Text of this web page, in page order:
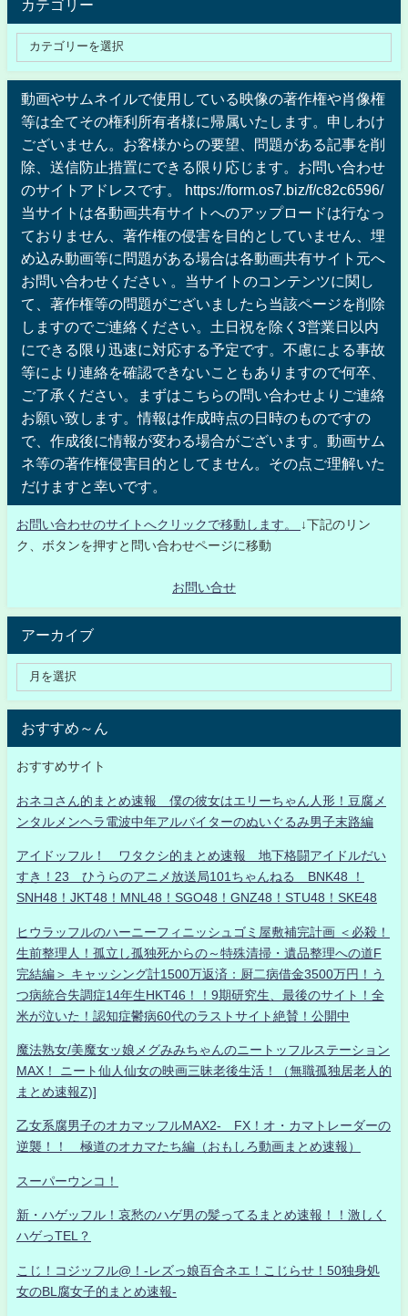
カテゴリー
動画やサムネイルで使用している映像の著作権や肖像権
等は全てその権利所有者様に帰属いたします。申しわけ
ございません。お客様からの要望、問題がある記事を削
除、送信防止措置にできる限り応じます。お問い合わせ
のサイトアドレスです。 https://form.os7.biz/f/c82c6596/
当サイトは各動画共有サイトへのアップロードは行なっ
ておりません、著作権の侵害を目的としていません、埋
め込み動画等に問題がある場合は各動画共有サイト元へ
お問い合わせください 。当サイトのコンテンツに関し
て、著作権等の問題がございましたら当該ページを削除
しますのでご連絡ください。土日祝を除く3営業日以内
にできる限り迅速に対応する予定です。不慮による事故
等により連絡を確認できないこともありますので何卒、
ご了承ください。まずはこちらの問い合わせよりご連絡
お願い致します。情報は作成時点の日時のものですの
で、作成後に情報が変わる場合がございます。動画サム
ネ等の著作権侵害目的としてません。その点ご理解いた
だけますと幸いです。
お問い合わせのサイトへクリックで移動します。
↓下記のリン
ク、ボタンを押すと問い合わせページに移動
お問い合せ
アーカイブ
おすすめ～ん
おすすめサイト
おネコさん的まとめ速報 僕の彼女はエリーちゃん人形！豆腐メ
ンタルメンヘラ電波中年アルバイターのぬいぐるみ男子末路編
アイドッフル！ ワタクシ的まとめ速報 地下格闘アイドルだい
すき！23 ひうらのアニメ放送局101ちゃんねる BNK48 ！
SNH48！JKT48！MNL48！SGO48！GNZ48！STU48！SKE48
ヒウラッフルのハーニーフィニッシュゴミ屋敷補完計画 ＜必殺！
生前整理人！孤立し孤独死からの～特殊清掃・遺品整理への道F
完結編＞ キャッシング計1500万返済：厨二病借金3500万円！う
つ病統合失調症14年生HKT46！！9期研究生、最後のサイト！全
米が泣いた！認知症鬱病60代のラストサイト絶賛！公開中
魔法熟女/美魔女ッ娘メグみみちゃんのニートッフルステーション
MAX！ ニート仙人仙女の映画三昧老後生活！（無職孤独居老人的
まとめ速報Z)]
乙女系腐男子のオカマッフルMAX2- FX！オ・カマトレーダーの
逆襲！！ 極道のオカマたち編（おもしろ動画まとめ速報）
スーパーウンコ！
新・ハゲッフル！哀愁のハゲ男の髪ってるまとめ速報！！激しく
ハゲっTEL？
こじ！コジッフル@！-レズっ娘百合ネエ！こじらせ！50独身処
女のBL腐女子的まとめ速報-